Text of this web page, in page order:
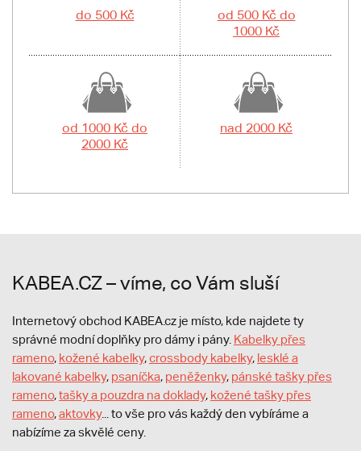
do 500 Kč
od 500 Kč do
1000 Kč
od 1000 Kč do
2000 Kč
nad 2000 Kč
KABEA.CZ – víme, co Vám sluší
Internetový obchod KABEA.cz je místo, kde najdete ty
správné modní doplňky pro dámy i pány. Kabelky přes
rameno, kožené kabelky,crossbody kabelky, lesklé a
lakované kabelky, psaníčka, peněženky, pánské tašky přes
rameno,tašky a pouzdra na doklady, kožené tašky přes
rameno,aktovky... to vše pro vás každý den vybíráme a
nabízíme za skvělé ceny.